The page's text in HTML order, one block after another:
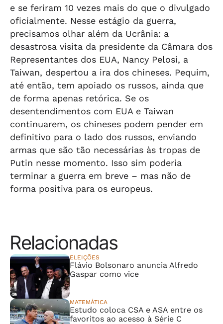
e se feriram 10 vezes mais do que o divulgado
oficialmente. Nesse estágio da guerra,
precisamos olhar além da Ucrânia: a
desastrosa visita da presidente da Câmara dos
Representantes dos EUA, Nancy Pelosi, a
Taiwan, despertou a ira dos chineses. Pequim,
até então, tem apoiado os russos, ainda que
de forma apenas retórica. Se os
desentendimentos com EUA e Taiwan
continuarem, os chineses podem pender em
definitivo para o lado dos russos, enviando
armas que são tão necessárias às tropas de
Putin nesse momento. Isso sim poderia
terminar a guerra em breve – mas não de
forma positiva para os europeus.
Relacionadas
ELEIÇÕES
Flávio Bolsonaro anuncia Alfredo
Gaspar como vice
MATEMÁTICA
Estudo coloca CSA e ASA entre os
favoritos ao acesso à Série C